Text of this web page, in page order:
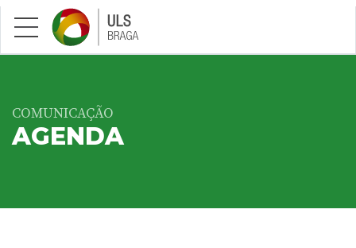
Saltar para conteúdo principal
COMUNICAÇÃO
AGENDA